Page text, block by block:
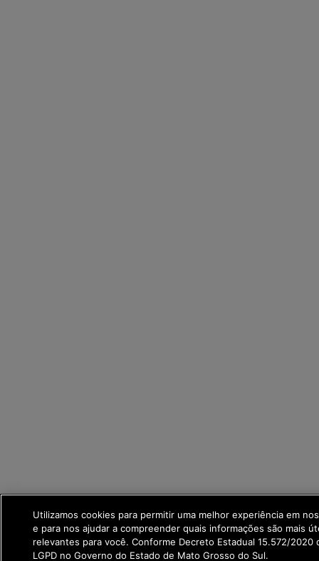
Utilizamos cookies para permitir uma melhor experiência em
e para nos ajudar a compreender quais informações são mais
relevantes para você. Conforme Decreto Estadual 15.572/2020
LGPD no Governo do Estado de Mato Grosso do Sul.